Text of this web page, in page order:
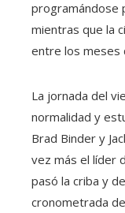
programándose
mientras que la
entre los meses
La jornada del
normalidad y
Brad Binder y
vez más el líder
pasó la criba y
cronometrada